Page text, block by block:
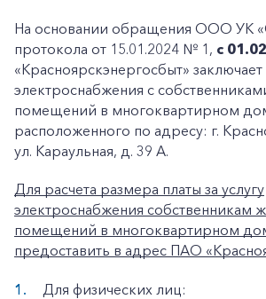
На основании обращения ООО УК
протокола от 15.01.2024 № 1, с
«Красноярскэнергосбыт»
электроснабжения с
помещений в многоквартирном
расположенного по адресу: г.
ул. Караульная, д. 39 А.
Для расчета размера платы за услугу
электроснабжения собственникам
помещений в многоквартирном
предоставить в адрес ПАО
Для физических лиц: